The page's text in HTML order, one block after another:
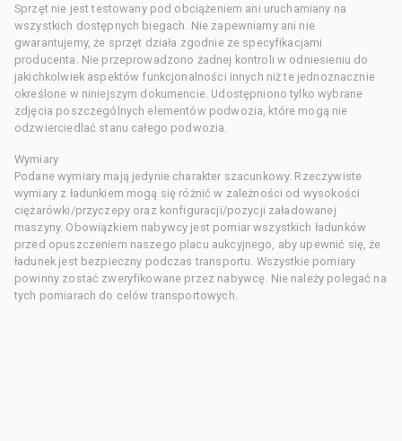
Sprzęt nie jest testowany pod obciążeniem ani uruchamiany na
wszystkich dostępnych biegach. Nie zapewniamy ani nie
gwarantujemy, że sprzęt działa zgodnie ze specyfikacjami
producenta. Nie przeprowadzono żadnej kontroli w odniesieniu do
jakichkolwiek aspektów funkcjonalności innych niż te jednoznacznie
określone w niniejszym dokumencie. Udostępniono tylko wybrane
zdjęcia poszczególnych elementów podwozia, które mogą nie
odzwierciedlać stanu całego podwozia.
Wymiary
Podane wymiary mają jedynie charakter szacunkowy. Rzeczywiste
wymiary z ładunkiem mogą się różnić w zależności od wysokości
ciężarówki/przyczepy oraz konfiguracji/pozycji załadowanej
maszyny. Obowiązkiem nabywcy jest pomiar wszystkich ładunków
przed opuszczeniem naszego placu aukcyjnego, aby upewnić się, że
ładunek jest bezpieczny podczas transportu. Wszystkie pomiary
powinny zostać zweryfikowane przez nabywcę. Nie należy polegać na
tych pomiarach do celów transportowych.